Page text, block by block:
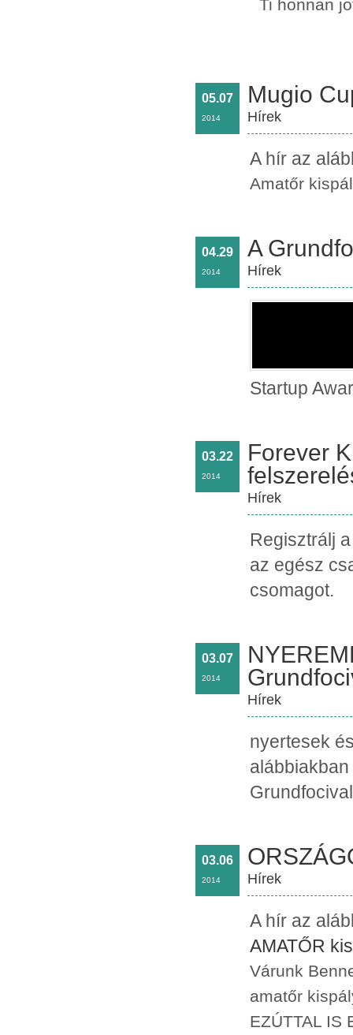
Ti honnan
05.07
2014
Mugio
Hírek
A hír az
Amatőr
04.29
2014
A
Hírek
Startup
03.22
2014
Forever
Hírek
Regisztrálj
az egész
csomagot.
03.07
2014
Hírek
nyertesek
03.06
2014 Hírek
A hír az
AMATŐR
Várunk
amatőr
EZÚTTAL IS